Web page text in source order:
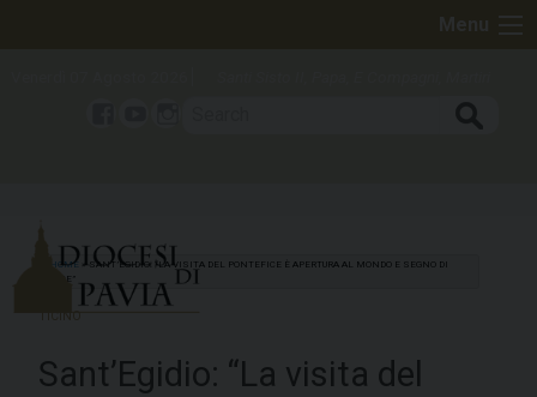
HOME » SANT’EGIDIO: “LA VISITA DEL PONTEFICE È APERTURA AL MONDO E SEGNO DI
PACE”
Sant’Egidio: “La visita del